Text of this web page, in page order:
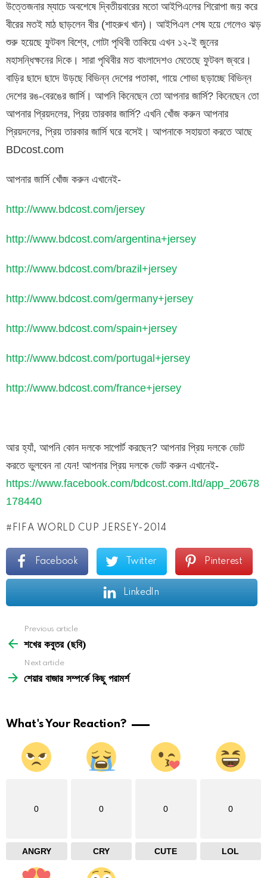
উত্তেজনার ম্যাচে অবশেষে দ্বিতীয়বারের মতো আইপিএলের শিরোপা জয় করে
বীরের মতই মাঠ ছাড়লেন বীর (শাহরুখ খান)। আইপিএল শেষ হয়ে গেলেও ঝড়
শুরু হয়েছে ফুটবল বিশ্বে, গোটা পৃথিবী তাকিয়ে এখন ১২-ই জুনের
মহাসন্ধিক্ষনের দিকে। সারা পৃথিবীর মত বাংলাদেশও মেতেছে ফুটবল জ্বরে।
বাড়ির ছাদে ছাদে উড়ছে বিভিন্ন দেশের পতাকা, গায়ে শোভা ছড়াচ্ছে বিভিন্ন
দেশের রঙ-বেরঙের জার্সি। আপনি কিনেছেন তো আপনার জার্সি? কিনেছেন তো
আপনার প্রিয়দলের, প্রিয় তারকার জার্সি? এখনি খোঁজ করুন আপনার
প্রিয়দলের, প্রিয় তারকার জার্সি ঘরে বসেই। আপনাকে সহায়তা করতে আছে
BDcost.com
আপনার জার্সি খোঁজ করুন এখানেই-
http://www.bdcost.com/jersey
http://www.bdcost.com/argentina+jersey
http://www.bdcost.com/brazil+jersey
http://www.bdcost.com/germany+jersey
http://www.bdcost.com/spain+jersey
http://www.bdcost.com/portugal+jersey
http://www.bdcost.com/france+jersey
আর হ্যাঁ, আপনি কোন দলকে সাপোর্ট করছেন? আপনার প্রিয় দলকে ভোট
করতে ভুলবেন না যেন! আপনার প্রিয় দলকে ভোট করুন এখানেই-
https://www.facebook.com/bdcost.com.ltd/app_20678
178440
FIFA WORLD CUP JERSEY-2014
Facebook Twitter Pinterest
LinkedIn
more
Previous article
শখের কবুতর (ছবি)
Next article
শেয়ার বাজার সম্পর্কে কিছু পরামর্শ
What's Your Reaction?
0
ANGRY
0
CRY
0
CUTE
0
LOL